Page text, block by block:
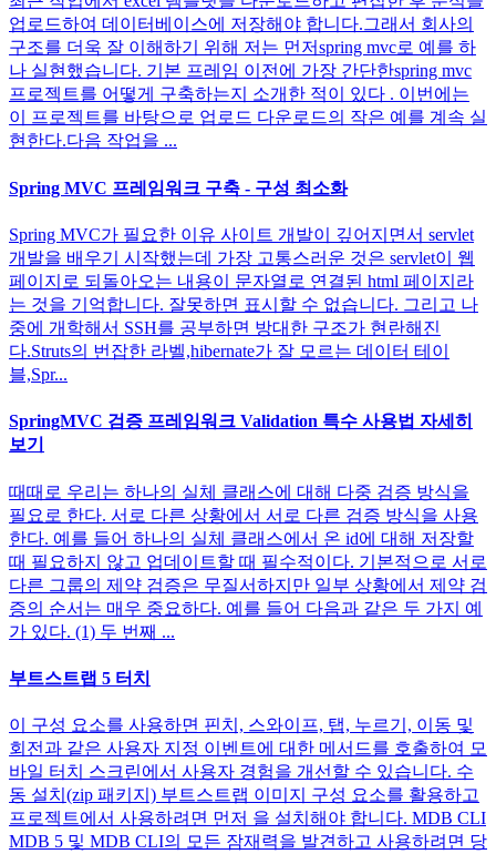
업로드하여 데이터베이스에 저장해야 합니다.그래서 회사의
구조를 더욱 잘 이해하기 위해 저는 먼저spring mvc로 예를 하
나 실현했습니다. 기본 프레임 이전에 가장 간단한spring mvc
프로젝트를 어떻게 구축하는지 소개한 적이 있다 . 이번에는
이 프로젝트를 바탕으로 업로드 다운로드의 작은 예를 계속 실
현한다.다음 작업을 ...
Spring MVC 프레임워크 구축 - 구성 최소화
Spring MVC가 필요한 이유 사이트 개발이 깊어지면서 servlet
개발을 배우기 시작했는데 가장 고통스러운 것은 servlet이 웹
페이지로 되돌아오는 내용이 문자열로 연결된 html 페이지라
는 것을 기억합니다. 잘못하면 표시할 수 없습니다. 그리고 나
중에 개학해서 SSH를 공부하면 방대한 구조가 현란해진
다.Struts의 번잡한 라벨,hibernate가 잘 모르는 데이터 테이
블,Spr...
SpringMVC 검증 프레임워크 Validation 특수 사용법 자세히
보기
때때로 우리는 하나의 실체 클래스에 대해 다중 검증 방식을
필요로 한다. 서로 다른 상황에서 서로 다른 검증 방식을 사용
한다. 예를 들어 하나의 실체 클래스에서 온 id에 대해 저장할
때 필요하지 않고 업데이트할 때 필수적이다. 기본적으로 서로
다른 그룹의 제약 검증은 무질서하지만 일부 상황에서 제약 검
증의 순서는 매우 중요하다. 예를 들어 다음과 같은 두 가지 예
가 있다. (1) 두 번째 ...
부트스트랩 5 터치
이 구성 요소를 사용하면 핀치, 스와이프, 탭, 누르기, 이동 및
회전과 같은 사용자 지정 이벤트에 대한 메서드를 호출하여 모
바일 터치 스크린에서 사용자 경험을 개선할 수 있습니다. 수
동 설치(zip 패키지) 부트스트랩 이미지 구성 요소를 활용하고
프로젝트에서 사용하려면 먼저 을 설치해야 합니다. MDB CLI
MDB 5 및 MDB CLI의 모든 잠재력을 발견하고 사용하려면 당